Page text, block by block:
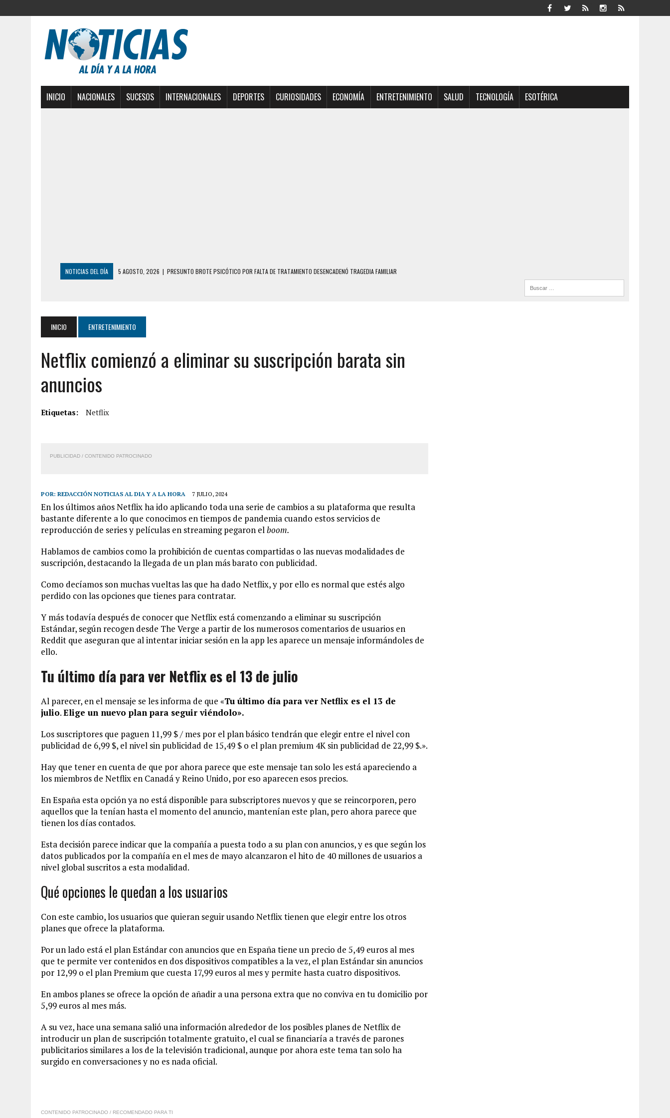
INICIO NACIONALES SUCESOS INTERNACIONALES DEPORTES CURIOSIDADES ECONOMÍA ENTRETENIMIENTO SALUD TECNOLOGÍA ESOTÉRICA
NOTICIAS DEL DÍA 5 AGOSTO, 2026 | PRESUNTO BROTE PSICÓTICO POR FALTA DE TRATAMIENTO DESENCADENÓ TRAGEDIA FAMILIAR
3 AGOSTO, 2026 | YARACUY: INTENTÓ DESCONECTAR SU NEVERA MIENTRAS LA CASA SE INUNDABA
2 AGOSTO, 2026
AYUDABA A PERSONAS EN SITUACIÓN DE CALLE Y MURIÓ A MANOS DE VARIOS DE ELLOS EN MATURÍN
2 AGOSTO, 2026 | COLAPSÓ TECHO DE UNA VIVIENDA EN EL CENTRO DE CARACAS CON MÁS DE 20 PERSONAS ADENTRO
7 AGOSTO, 2026
INICIO ENTRETENIMIENTO
Netflix comienzó a eliminar su suscripción barata sin
anuncios
Etiquetas: Netflix
PUBLICIDAD / CONTENIDO PATROCINADO
POR: REDACCIÓN NOTICIAS AL DIA Y A LA HORA 7 JULIO, 2024
En los últimos años Netflix ha ido aplicando toda una serie de cambios a su plataforma que resulta
bastante diferente a lo que conocimos en tiempos de pandemia cuando estos servicios de
reproducción de series y películas en streaming pegaron elboom.
Hablamos de cambios como la prohibición de cuentas compartidas o las nuevas modalidades de
suscripción, destacando la llegada de un plan más barato con publicidad.
Como decíamos son muchas vueltas las que ha dado Netflix, y por ello es normal que estés algo
perdido con las opciones que tienes para contratar.
Y más todavía después de conocer que Netflix está comenzando a eliminar su suscripción
Estándar, según recogen desde The Verge a partir de los numerosos comentarios de usuarios en
Reddit que aseguran que al intentar iniciar sesión en la app les aparece un mensaje informándoles de
ello.
Tu último día para ver Netflix es el 13 de julio
Al parecer, en el mensaje se les informa de que «Tu último día para ver Netflix es el 13 de
julio.Elige un nuevo plan para seguir viéndolo».
Los suscriptores que paguen 11,99 $ / mes por el plan básico tendrán que elegir entre el nivel con
publicidad de 6,99 $, el nivel sin publicidad de 15,49 $ o el plan premium 4K sin publicidad de 22,99 $.».
Hay que tener en cuenta de que por ahora parece que este mensaje tan solo les está apareciendo a
los miembros de Netflix en Canadá y Reino Unido, por eso aparecen esos precios.
En España esta opción ya no está disponible para subscriptores nuevos y que se reincorporen, pero
aquellos que la tenían hasta el momento del anuncio, mantenían este plan, pero ahora parece que
tienen los días contados.
Esta decisión parece indicar que la compañía a puesta todo a su plan con anuncios, y es que según los
datos publicados por la compañía en el mes de mayo alcanzaron el hito de 40 millones de usuarios a
nivel global suscritos a esta modalidad.
Qué opciones le quedan a los usuarios
Con este cambio, los usuarios que quieran seguir usando Netflix tienen que elegir entre los otros
planes que ofrece la plataforma.
Por un lado está el plan Estándar con anuncios que en España tiene un precio de 5,49 euros al mes
que te permite ver contenidos en dos dispositivos compatibles a la vez, el plan Estándar sin anuncios
por 12,99 o el plan Premium que cuesta 17,99 euros al mes y permite hasta cuatro dispositivos.
En ambos planes se ofrece la opción de añadir a una persona extra que no conviva en tu domicilio por
5,99 euros al mes más.
A su vez, hace una semana salió una información alrededor de los posibles planes de Netflix de
introducir un plan de suscripción totalmente gratuito, el cual se financiaría a través de parones
publicitarios similares a los de la televisión tradicional, aunque por ahora este tema tan solo ha
surgido en conversaciones y no es nada oficial.
CONTENIDO PATROCINADO / RECOMENDADO PARA TI